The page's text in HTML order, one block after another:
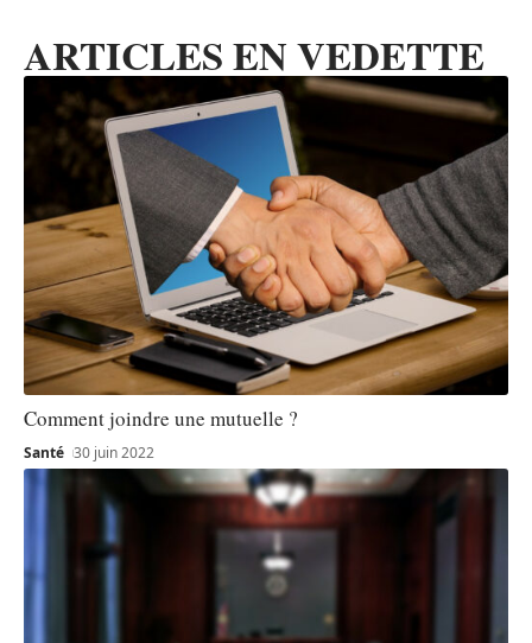
ARTICLES EN VEDETTE
Comment joindre une mutuelle ?
Santé 30 juin 2022